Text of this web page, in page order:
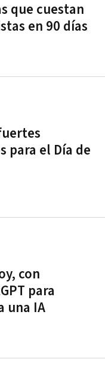
que cuestan
en 90 días
para el Día de
con
para
una IA